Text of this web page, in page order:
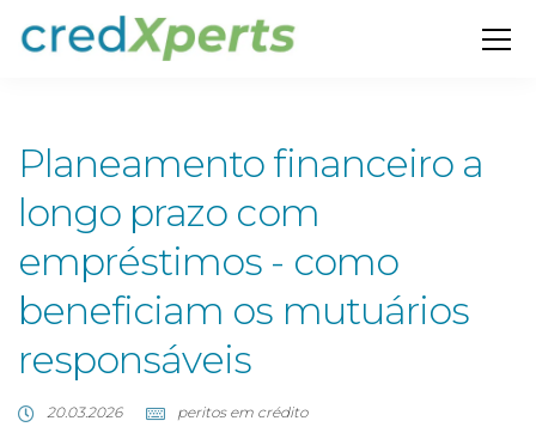
Planeamento financeiro a
longo prazo com
empréstimos - como
beneficiam os mutuários
responsáveis
20.03.2026 peritos em crédito